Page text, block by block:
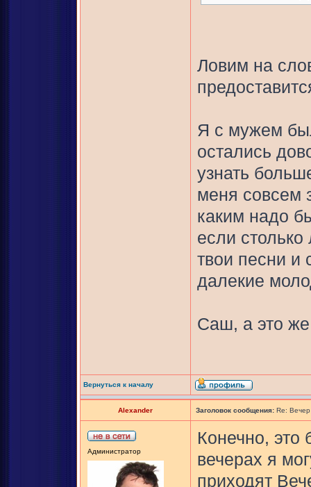
Ловим на
Я с мужем
остались
узнать
меня совсем
каким надо
если
твои песни
далекие
Саш, а это
Вернуться к началу
Alexander Заголовок сообщения: Re:
Администратор
Конечно, это
вечерах я
приходят